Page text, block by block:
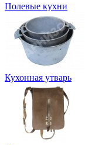
Полевые кухни
Кухонная утварь